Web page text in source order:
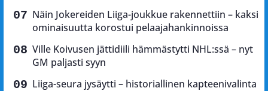
Näin Jokereiden Liiga-joukkue rakennettiin – kaksi
ominaisuutta korostui pelaajahankinnoissa
Ville Koivusen jättidiili hämmästytti NHL:ssä – nyt
GM paljasti syyn
Liiga-seura jysäytti – historiallinen kapteenivalinta